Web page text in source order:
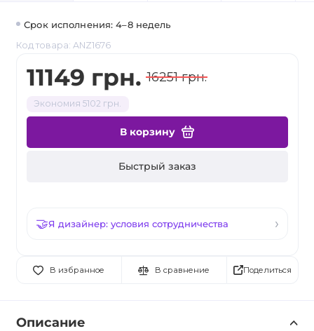
Срок исполнения: 4–8 недель
Код товара: ANZ1676
11149 грн. 16251 грн.
Экономия 5102 грн.
В корзину
Быстрый заказ
Я дизайнер: условия сотрудничества
В избранное В сравнение Поделиться
Описание